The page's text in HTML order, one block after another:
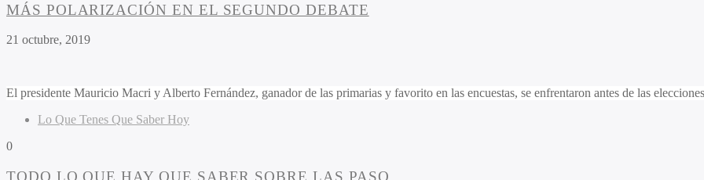
MÁS POLARIZACIÓN EN EL SEGUNDO DEBATE
21 octubre, 2019
El presidente Mauricio Macri y Alberto Fernández, ganador de las primarias y favorito en las encuestas, se enfrentaron antes de las
Lo Que Tenes Que Saber Hoy
0
TODO LO QUE HAY QUE SABER SOBRE LAS PASO